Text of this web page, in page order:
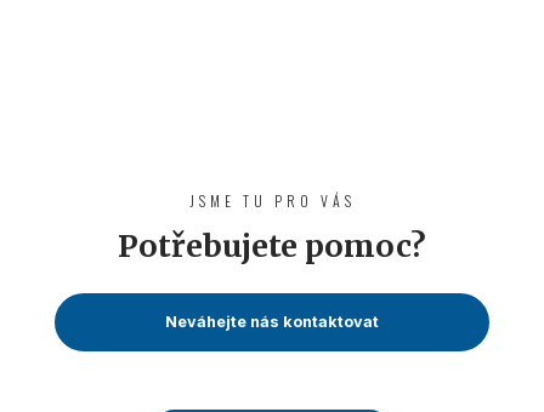
JSME TU PRO VÁS
Potřebujete pomoc?
Neváhejte nás kontaktovat